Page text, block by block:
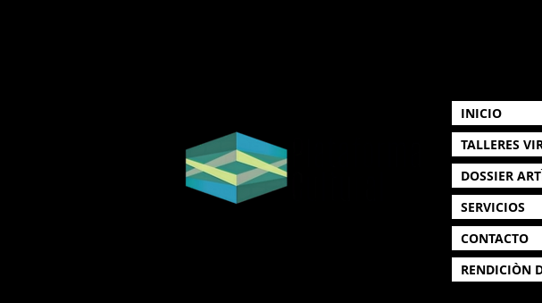
INICIO
TALLERES
DOSSIER
SERVICIOS
CONTACTO
RENDICIÒN